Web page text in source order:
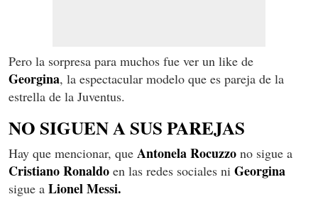
Pero la sorpresa para muchos fue ver un like de
Georgina, la espectacular modelo que es pareja de la
estrella de la Juventus.
NO SIGUEN A SUS PAREJAS
Hay que mencionar, que Antonela Rocuzzo no sigue a
Cristiano Ronaldo en las redes sociales ni Georgina
sigue a Lionel Messi.